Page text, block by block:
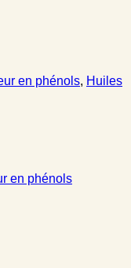
en phénols, Huiles
en phénols